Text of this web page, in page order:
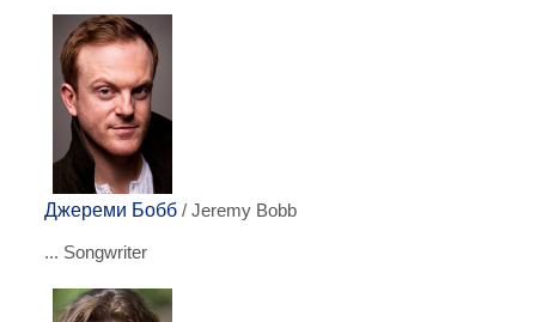
Джереми Бобб / Jeremy Bobb
... Songwriter